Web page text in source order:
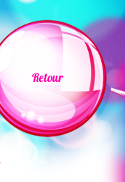
Retour